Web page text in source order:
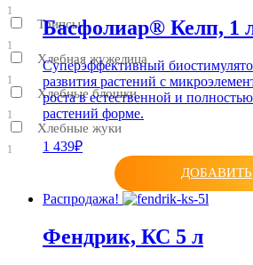
1
Трипсы
1
Хлебная жужелица
1
Хлебные блошки
1
Хлебные жуки
1
Басфолиар® Келп, 1
Суперэффективный
развития растений с
роста в естественной и
растений форме.
1 439₽
ДОБАВИТЬ
Распродажа!
Фендрик, КС 5 л